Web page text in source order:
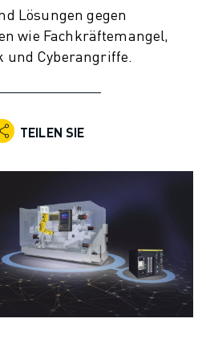
BILDUNGSBEREICH
Lösungen gegen
wie Fachkräftemangel,
und Cyberangriffe.
TEILEN SIE